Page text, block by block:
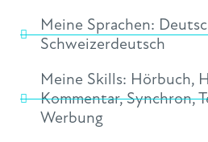
Meine Sprachen:
Schweizerdeutsch
Meine Skills: Hörbuch,
Kommentar,Synchron,
Werbung